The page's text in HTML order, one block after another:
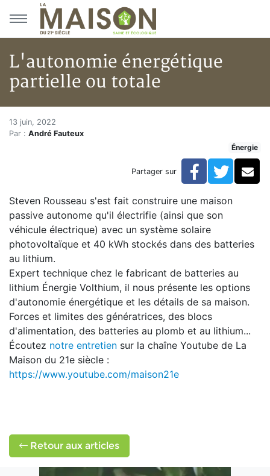
Aller au menu principal
Aller au contenu principal
L'autonomie énergétique
partielle ou totale
Accueil
Articles
L'autonomie énergétique partielle ou totale
L'autonomie énergétique
13 juin, 2022
Par : André Fauteux
Énergie
Partager sur Facebook
Steven Rousseau s'est fait construire une maison
passive autonome qu'il électrifie (ainsi que son
véhicule électrique) avec un système solaire
photovoltaïque et 40 kWh stockés dans des batteries
au lithium.
Expert technique chez le fabricant de batteries au
lithium Énergie Volthium, il nous présente les options
d'autonomie énergétique et les détails de sa maison.
Forces et limites des génératrices, des blocs
d'alimentation, des batteries au plomb et au lithium...
Écoutez notre entretien sur la chaîne Youtube de La
Maison du 21e siècle :
https://www.youtube.com/maison21e
Retour aux articles